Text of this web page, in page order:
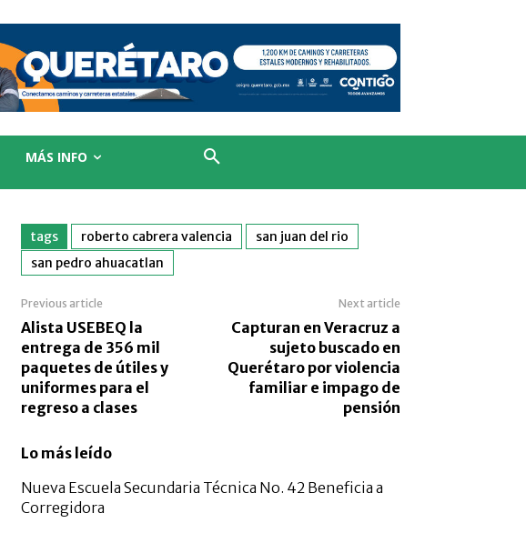
MÁS INFO
tags roberto cabrera valencia
san juan del rio
san pedro ahuacatlan
Previous article
Alista USEBEQ la
entrega de 356 mil
paquetes de útiles y
uniformes para el
regreso a clases
Next article
Capturan en Veracruz a
sujeto buscado en
Querétaro por violencia
familiar e impago de
pensión
Lo más leído
Nueva Escuela Secundaria Técnica No. 42 Beneficia a
Corregidora